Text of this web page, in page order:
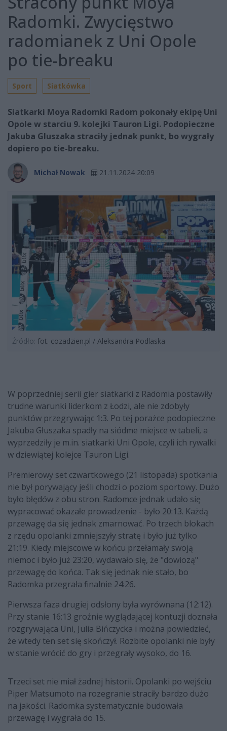
Radomki. Zwycięstwo
radomianek z Uni Opole
po tie-breaku
Sport Siatkówka
Siatkarki Moya Radomki Radom pokonały ekipę Uni
Opole w starciu 9. kolejki Tauron Ligi. Podopieczne
Jakuba Gluszaka straciły jednak punkt, bo wygrały
dopiero po tie-breaku.
Michał Nowak 21.11.2024 20:09
Źródło: fot. cozadzien.pl / Aleksandra Podlaska
W poprzedniej serii gier siatkarki z Radomia postawiły
trudne warunki liderkom z Łodzi, ale nie zdobyły
punktów przegrywając 1:3. Po tej porażce podopieczne
Jakuba Głuszaka spadły na siódme miejsce w tabeli, a
wyprzedziły je m.in. siatkarki Uni Opole, czyli ich rywalki
w dziewiątej kolejce Tauron Ligi.
Premierowy set czwartkowego (21 listopada) spotkania
nie był porywający jeśli chodzi o poziom sportowy. Dużo
było błędów z obu stron. Radomce jednak udało się
wypracować okazałe prowadzenie - było 20:13. Każdą
przewagę da się jednak zmarnować. Po trzech blokach
z rzędu opolanki zmniejszyły stratę i było już tylko
21:19. Kiedy miejscowe w końcu przełamały swoją
niemoc i było już 23:20, wydawało się, że "dowiozą"
przewagę do końca. Tak się jednak nie stało, bo
Radomka przegrała finalnie 24:26.
Pierwsza faza drugiej odsłony była wyrównana (12:12).
Przy stanie 16:13 groźnie wyglądającej kontuzji doznała
rozgrywająca Uni, Julia Bińczycka i można powiedzieć,
że wtedy ten set się skończył. Rozbite opolanki nie były
w stanie wrócić do gry i przegrały wysoko, do 16.
Trzeci set nie miał żadnej historii. Opolanki po wejściu
Piper Matsumoto na rozegranie straciły bardzo dużo
na jakości. Radomka systematycznie budowała
przewagę i wygrała do 15.